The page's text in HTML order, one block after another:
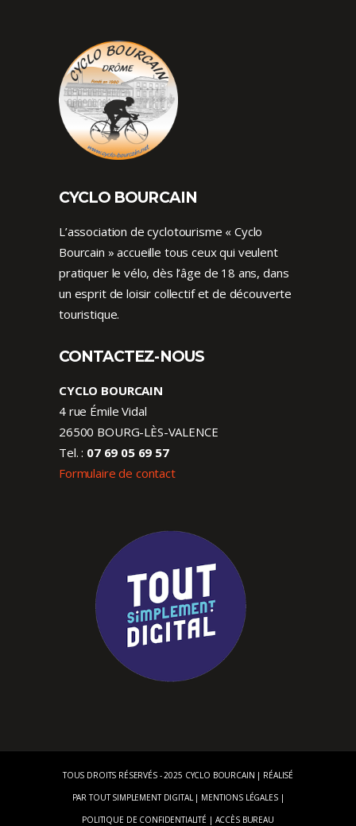
CYCLO BOURCAIN
L’association de cyclotourisme « Cyclo
Bourcain » accueille tous ceux qui veulent
pratiquer le vélo, dès l’âge de 18 ans, dans
un esprit de loisir collectif et de découverte
touristique.
CONTACTEZ-NOUS
CYCLO BOURCAIN
4 rue Émile Vidal
26500 BOURG-LÈS-VALENCE
Tel. : 07 69 05 69 57
Formulaire de contact
TOUS DROITS RÉSERVÉS - 2025 CYCLO BOURCAIN | RÉALISÉ
PARTOUT SIMPLEMENT DIGITAL| MENTIONS LÉGALES|
POLITIQUE DE CONFIDENTIALITÉ | ACCÈS BUREAU